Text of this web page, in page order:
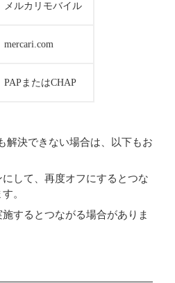
メルカリモバイル
mercari.com
PAPまたはCHAP
解決できない場合は、以下もお
して、再度オフにするとつな
。
するとつながる場合がありま